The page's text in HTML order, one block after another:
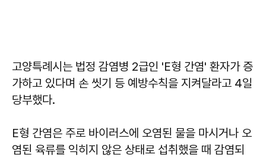
고양특례시는 법정 감염병 2급인 'E형 간염' 환자가 증
가하고 있다며 손 씻기 등 예방수칙을 지켜달라고 4일
당부했다.
E형 간염은 주로 바이러스에 오염된 물을 마시거나 오
염된 육류를 익히지 않은 상태로 섭취했을 때 감염되